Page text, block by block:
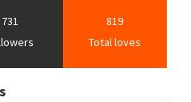
731
819
Total loves